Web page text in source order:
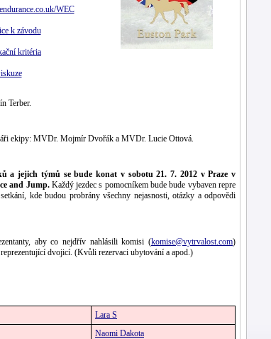
WEC
k závodu
kritéria
Terber.
ekipy: MVDr. Mojmír Dvořák a MVDr. Lucie Ottová.
a jejich týmů se bude konat v sobotu 21. 7. 2012 v Praze v
and Jump.Každý jezdec s pomocníkem bude bude vybaven repre
kde budou probrány všechny nejasnosti, otázky a odpovědi
aby co nejdřív nahlásili komisi (komise@vytrvalost.com)
dvojicí. (Kvůli rezervaci ubytování a apod.)
Lara S
Naomi Dakota